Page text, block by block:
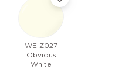
WE Z027
Obvious
White